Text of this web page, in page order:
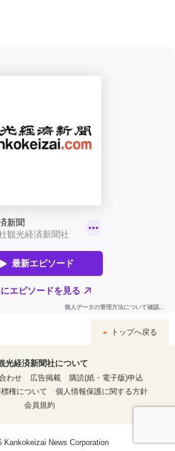
トップへ戻る
光経済新聞社について
わせ 広告掲載
購読(紙・電子版)申込
権について
個人情報保護に関する方針
会員規約
Kankokeizai News Corporation